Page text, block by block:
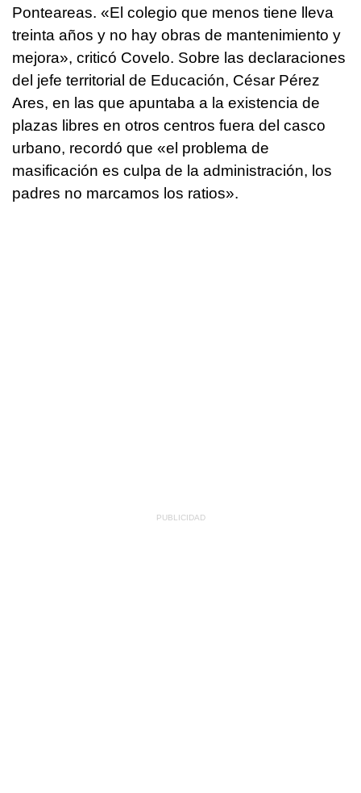
Ponteareas. «El colegio que menos tiene lleva
treinta años y no hay obras de mantenimiento y
mejora», criticó Covelo. Sobre las declaraciones
del jefe territorial de Educación, César Pérez
Ares, en las que apuntaba a la existencia de
plazas libres en otros centros fuera del casco
urbano, recordó que «el problema de
masificación es culpa de la administración, los
padres no marcamos los ratios».